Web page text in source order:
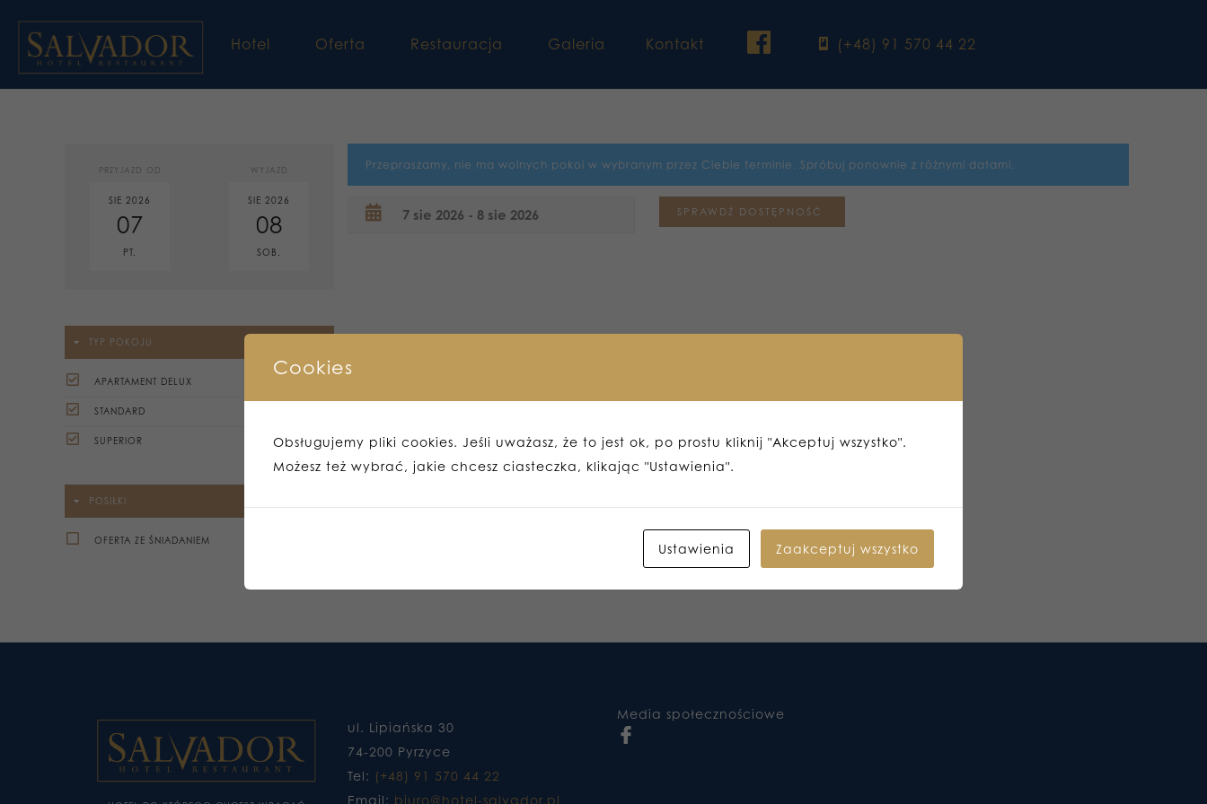
Hotel Oferta Restauracja Galeria Kontakt facebook(+48) 91 570 44 22
PRZYJAZD OD
SIE 2026
07
PT.
WYJAZD
SIE 2026
08
SOB.
TYP POKOJU
APARTAMENT DELUX
STANDARD
SUPERIOR
POSIŁKI
OFERTA ZE ŚNIADANIEM
Przepraszamy, nie ma wolnych pokoi w wybranym przez Ciebie terminie. Spróbuj ponownie z różnymi datami.
ul. Lipiańska 30
74-200 Pyrzyce
Tel: (+48) 91 570 44 22
Email: biuro@hotel-salvador.pl
Media społecznościowe
Cookies
Obsługujemy pliki cookies. Jeśli uważasz, że to jest ok, po prostu kliknij "Akceptuj wszystko".
Możesz też wybrać, jakie chcesz ciasteczka, klikając "Ustawienia".
Ustawienia Zaakceptuj wszystko